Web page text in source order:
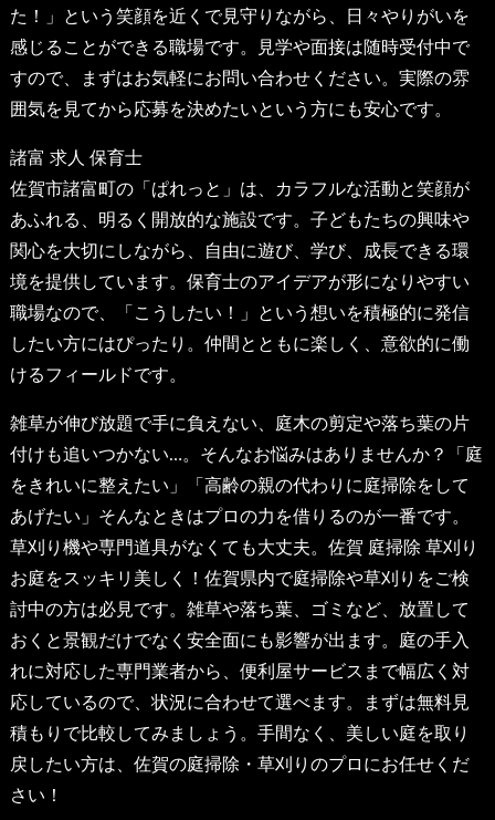
た！」という笑顔を近くで見守りながら、日々やりがいを
感じることができる職場です。見学や面接は随時受付中で
すので、まずはお気軽にお問い合わせください。実際の雰
囲気を見てから応募を決めたいという方にも安心です。
諸富 求人 保育士
佐賀市諸富町の「ぱれっと」は、カラフルな活動と笑顔が
あふれる、明るく開放的な施設です。子どもたちの興味や
関心を大切にしながら、自由に遊び、学び、成長できる環
境を提供しています。保育士のアイデアが形になりやすい
職場なので、「こうしたい！」という想いを積極的に発信
したい方にはぴったり。仲間とともに楽しく、意欲的に働
けるフィールドです。
雑草が伸び放題で手に負えない、庭木の剪定や落ち葉の片
付けも追いつかない…。そんなお悩みはありませんか？「庭
をきれいに整えたい」「高齢の親の代わりに庭掃除をして
あげたい」そんなときはプロの力を借りるのが一番です。
草刈り機や専門道具がなくても大丈夫。 佐賀 庭掃除 草刈り
お庭をスッキリ美しく！佐賀県内で庭掃除や草刈りをご検
討中の方は必見です。雑草や落ち葉、ゴミなど、放置して
おくと景観だけでなく安全面にも影響が出ます。庭の手入
れに対応した専門業者から、便利屋サービスまで幅広く対
応しているので、状況に合わせて選べます。まずは無料見
積もりで比較してみましょう。手間なく、美しい庭を取り
戻したい方は、佐賀の庭掃除・草刈りのプロにお任せくだ
さい！